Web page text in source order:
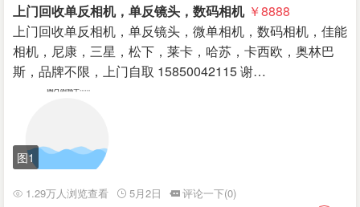
上门回收单反相机，单反镜头，数码相机 ￥8888
上门回收单反相机，单反镜头，微单相机，数码相机，佳能
相机，尼康，三星，松下，莱卡，哈苏，卡西欧，奥林巴
斯，品牌不限，上门自取 15850042115 谢…
图1
1.29万人浏览查看 5月2日
评论一下(0)